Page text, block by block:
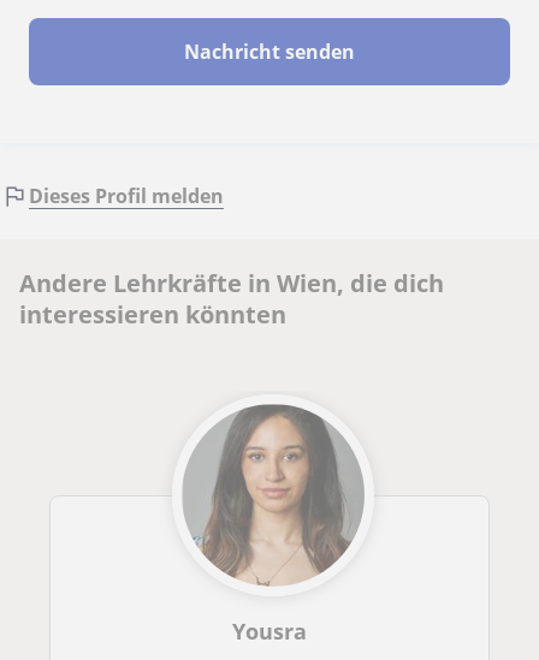
Nachricht senden
Dieses Profil melden
Andere Lehrkräfte in Wien, die dich
interessieren könnten
Yousra